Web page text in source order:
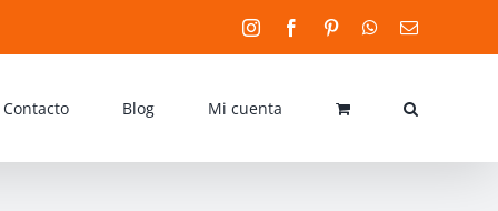
InstagramFacebookPinterestWhatsApp
Email
Contacto Blog Mi cuenta